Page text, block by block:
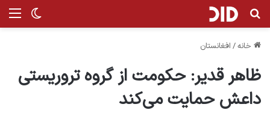
تغییر جستجو برای
خانه/ افغانستان
ظاهر قدیر: حکومت از گروه تروریستی
داعش حمایت می‌کند